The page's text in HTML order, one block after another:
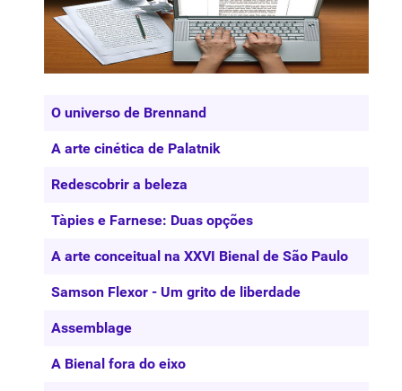
Artigos
Título
O universo de Brennand
A arte cinética de Palatnik
Redescobrir a beleza
Tàpies e Farnese: Duas opções
A arte conceitual na XXVI Bienal de São Paulo
Samson Flexor - Um grito de liberdade
Assemblage
A Bienal fora do eixo